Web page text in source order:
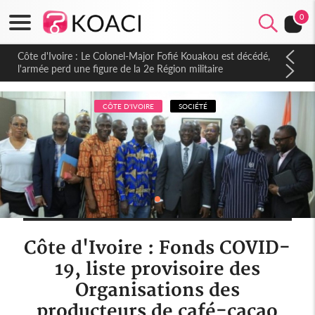
0
Côte d'Ivoire : Le Colonel-Major Fofié Kouakou est décédé,
l'armée perd une figure de la 2e Région militaire
CÔTE D'IVOIRE SOCIÉTÉ
Côte d'Ivoire : Fonds COVID-
19, liste provisoire des
Organisations des